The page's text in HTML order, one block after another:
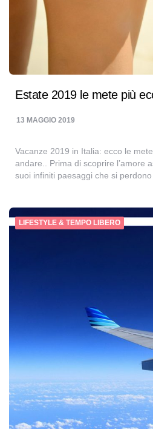
Estate 2019 le mete più
13 MAGGIO 2019
Vacanze 2019 in Italia: ecco le
andare.. Prima di scoprire l’amore
suoi infiniti paesaggi che si perdono
LIFESTYLE & TEMPO LIBERO